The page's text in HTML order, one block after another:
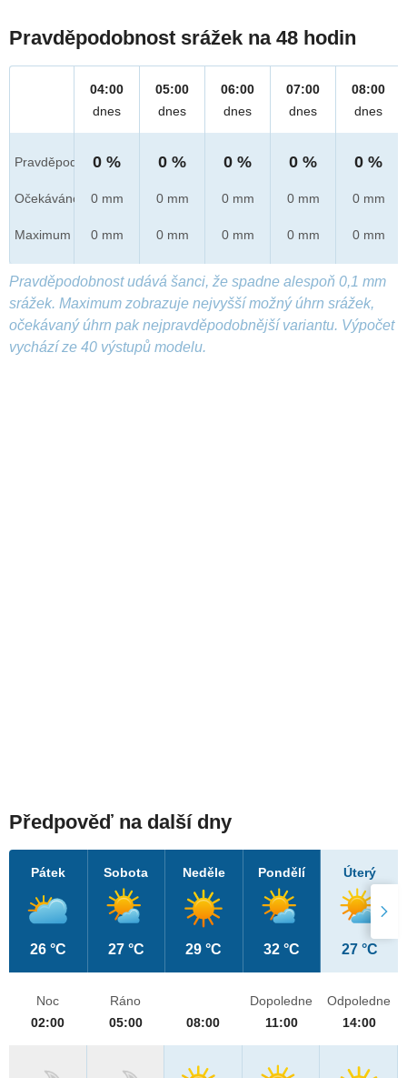
Pravděpodobnost srážek na 48 hodin
Pravděpod.
Očekáváno
Maximum
04:00
dnes
0 %
0 mm
0 mm
05:00
dnes
0 %
0 mm
0 mm
06:00
dnes
0 %
0 mm
0 mm
07:00
dnes
0 %
0 mm
0 mm
08:00
dnes
0 %
0 mm
0 mm
Pravděpodobnost udává šanci, že spadne alespoň 0,1 mm
srážek. Maximum zobrazuje nejvyšší možný úhrn srážek,
očekávaný úhrn pak nejpravděpodobnější variantu. Výpočet
vychází ze 40 výstupů modelu.
Předpověď na další dny
Pátek
26 °C
Sobota
27 °C
Neděle
29 °C
Pondělí
32 °C
Úterý
27 °C
Noc
02:00
Ráno
05:00
08:00
Dopoledne
11:00
Odpoledne
14:00